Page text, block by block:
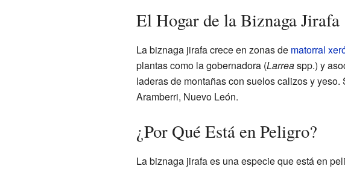
El Hogar de la Biznaga Jirafa
La biznaga jirafa crece en zonas de matorral
plantas como la gobernadora (Larreaspp.) y
laderas de montañas con suelos calizos y
Aramberri, Nuevo León.
¿Por Qué Está en Peligro?
La biznaga jirafa es una especie que está en